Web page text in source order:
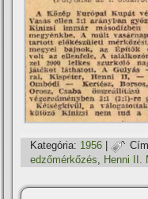
Kategória: 1956 |
edzőmérkőzés
Henni II.